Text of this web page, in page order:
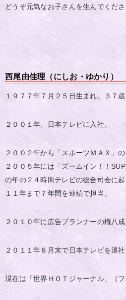
どうぞ元気なお子さんを生んでくださ
西尾由佳理（にしお・ゆかり）
１９７７年７月２５日生まれ。３７
２００１年、日本テレビに入社。
２００２年から「スポーツＭＡＸ」
２００５年には「ズームイン！！
の年の２４時間テレビの総合司会に
１１年まで７年間を連続で担当。
２０１０年に広告プランナーの権八成
２０１１年８月末で日本テレビを退
現在は「世界ＨＯＴジャーナル」（フ